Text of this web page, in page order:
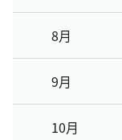
8月
9月
10月